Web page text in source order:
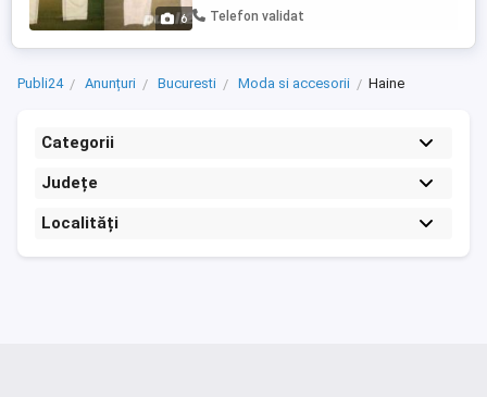
6
sunt in stare perfecta fara defecte
Telefon validat
Publi24 Anunțuri Bucuresti Moda si accesorii Haine
Categorii
Județe
Localități